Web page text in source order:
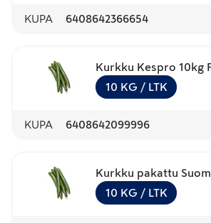
KUPA 6408642366654
Kurkku Kespro 10kg
10 KG / LTK
KUPA 6408642099996
Kurkku pakattu
10 KG / LTK